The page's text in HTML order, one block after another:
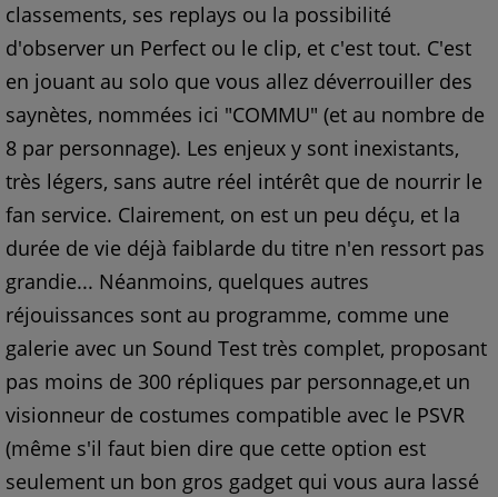
classements, ses replays ou la possibilité
d'observer un Perfect ou le clip, et c'est tout. C'est
en jouant au solo que vous allez déverrouiller des
saynètes, nommées ici "COMMU" (et au nombre de
8 par personnage). Les enjeux y sont inexistants,
très légers, sans autre réel intérêt que de nourrir le
fan service. Clairement, on est un peu déçu, et la
durée de vie déjà faiblarde du titre n'en ressort pas
grandie... Néanmoins, quelques autres
réjouissances sont au programme, comme une
galerie avec un Sound Test très complet, proposant
pas moins de 300 répliques par personnage,et un
visionneur de costumes compatible avec le PSVR
(même s'il faut bien dire que cette option est
seulement un bon gros gadget qui vous aura lassé